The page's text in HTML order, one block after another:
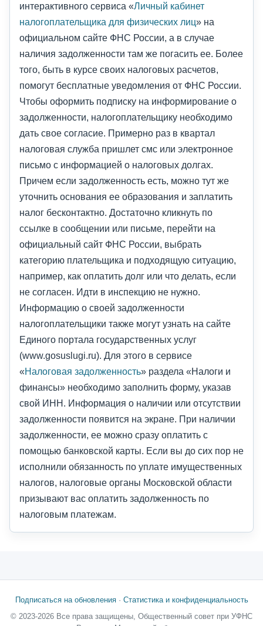
интерактивного сервиса «Личный кабинет
налогоплательщика для физических лиц» на
официальном сайте ФНС России, а в случае
наличия задолженности там же погасить ее. Более
того, быть в курсе своих налоговых расчетов,
помогут бесплатные уведомления от ФНС России.
Чтобы оформить подписку на информирование о
задолженности, налогоплательщику необходимо
дать свое согласие. Примерно раз в квартал
налоговая служба пришлет смс или электронное
письмо с информацией о налоговых долгах.
Причем если задолженность есть, можно тут же
уточнить основания ее образования и заплатить
налог бесконтактно. Достаточно кликнуть по
ссылке в сообщении или письме, перейти на
официальный сайт ФНС России, выбрать
категорию плательщика и подходящую ситуацию,
например, как оплатить долг или что делать, если
не согласен. Идти в инспекцию не нужно.
Информацию о своей задолженности
налогоплательщики также могут узнать на сайте
Единого портала государственных услуг
(www.gosuslugi.ru). Для этого в сервисе
«Налоговая задолженность» раздела «Налоги и
финансы» необходимо заполнить форму, указав
свой ИНН. Информация о наличии или отсутствии
задолженности появится на экране. При наличии
задолженности, ее можно сразу оплатить с
помощью банковской карты. Если вы до сих пор не
исполнили обязанность по уплате имущественных
налогов, налоговые органы Московской области
призывают вас оплатить задолженность по
налоговым платежам.
Подписаться на обновления· Статистика и конфиденциальность
© 2023-2026 Все права защищены, Общественный совет при УФНС